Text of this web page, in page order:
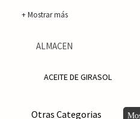
+ Mostrar más
ALMACEN
ACEITE DE GIRASOL
Otras Categorias